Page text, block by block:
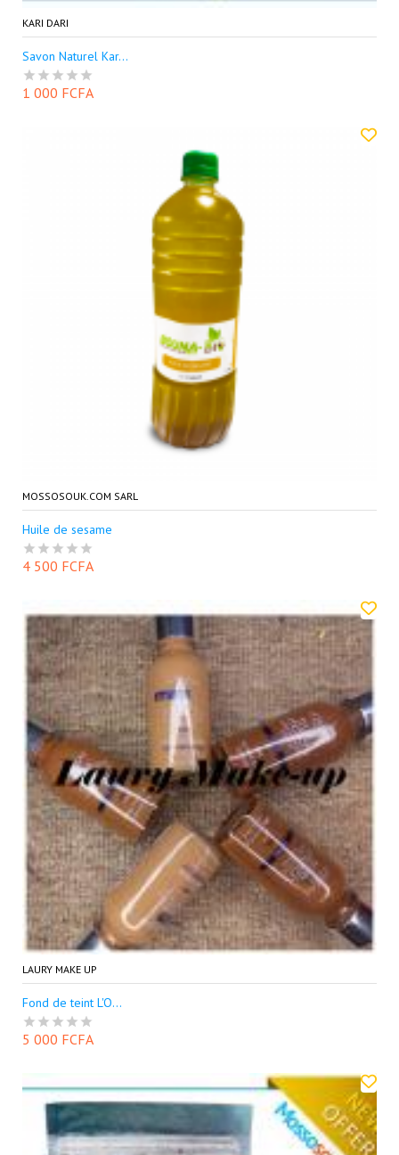
KARI DARI
Savon Naturel Kar...
1 000 FCFA
MOSSOSOUK.COM SARL
Huile de sesame
4 500 FCFA
LAURY MAKE UP
Fond de teint L'O...
5 000 FCFA